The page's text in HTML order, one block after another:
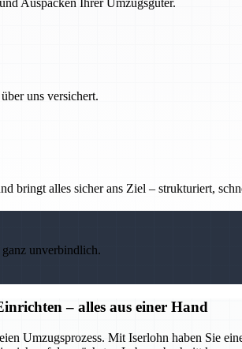
Auspacken Ihrer Umzugsgüter.
uns versichert.
bringt alles sicher ans Ziel – strukturiert,
unverbindlich.
– alles aus einer Hand
Umzugsprozess. Mit Iserlohn haben Sie